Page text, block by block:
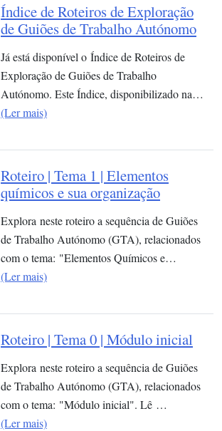
Índice de Roteiros de Exploração
de Guiões de Trabalho Autónomo
Já está disponível o Índice de Roteiros de
Exploração de Guiões de Trabalho
Autónomo. Este Índice, disponibilizado na…
(Ler mais)
Roteiro | Tema 1 | Elementos
químicos e sua organização​
Explora neste roteiro a sequência de Guiões
de Trabalho Autónomo (GTA), relacionados
com o tema: "Elementos Químicos e…
(Ler mais)
Roteiro | Tema 0 | Módulo inicial
Explora neste roteiro a sequência de Guiões
de Trabalho Autónomo (GTA), relacionados
com o tema: "Módulo inicial". Lê …
(Ler mais)